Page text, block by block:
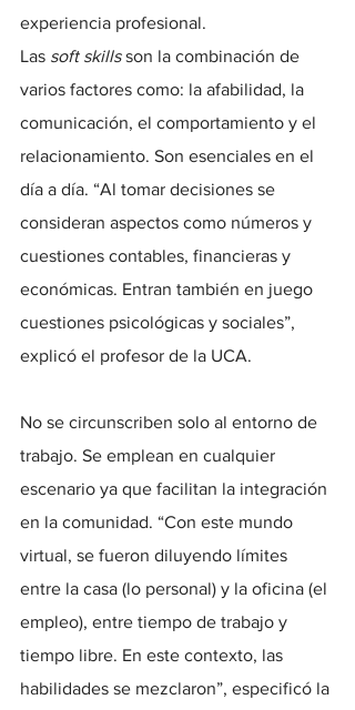
experiencia profesional.
Las soft skills son la combinación de
varios factores como: la afabilidad, la
comunicación, el comportamiento y el
relacionamiento. Son esenciales en el
día a día. “Al tomar decisiones se
consideran aspectos como números y
cuestiones contables, financieras y
económicas. Entran también en juego
cuestiones psicológicas y sociales”,
explicó el profesor de la UCA.
No se circunscriben solo al entorno de
trabajo. Se emplean en cualquier
escenario ya que facilitan la integración
en la comunidad. “Con este mundo
virtual, se fueron diluyendo límites
entre la casa (lo personal) y la oficina (el
empleo), entre tiempo de trabajo y
tiempo libre. En este contexto, las
habilidades se mezclaron”, especificó la